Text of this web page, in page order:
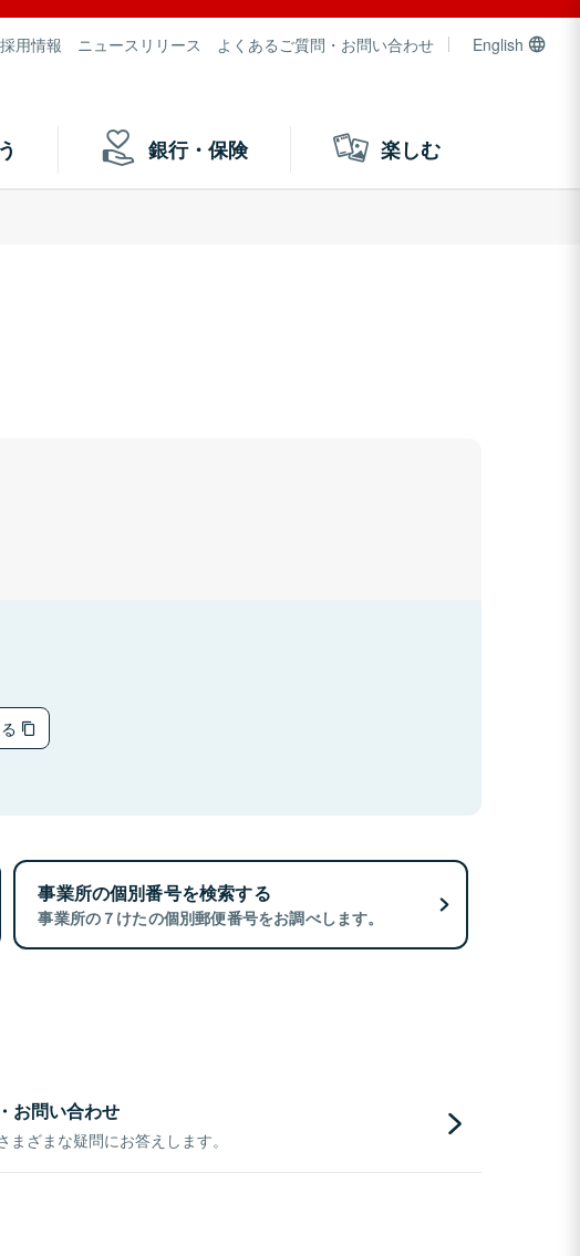
採用情報 ニュースリリース よくあるご質問・お問い合わせ English
銀行・保険 楽しむ
事業所の個別番号を検索する
事業所の７けたの個別郵便番号をお調べします。
お問い合わせ
まざまな疑問にお答えします。